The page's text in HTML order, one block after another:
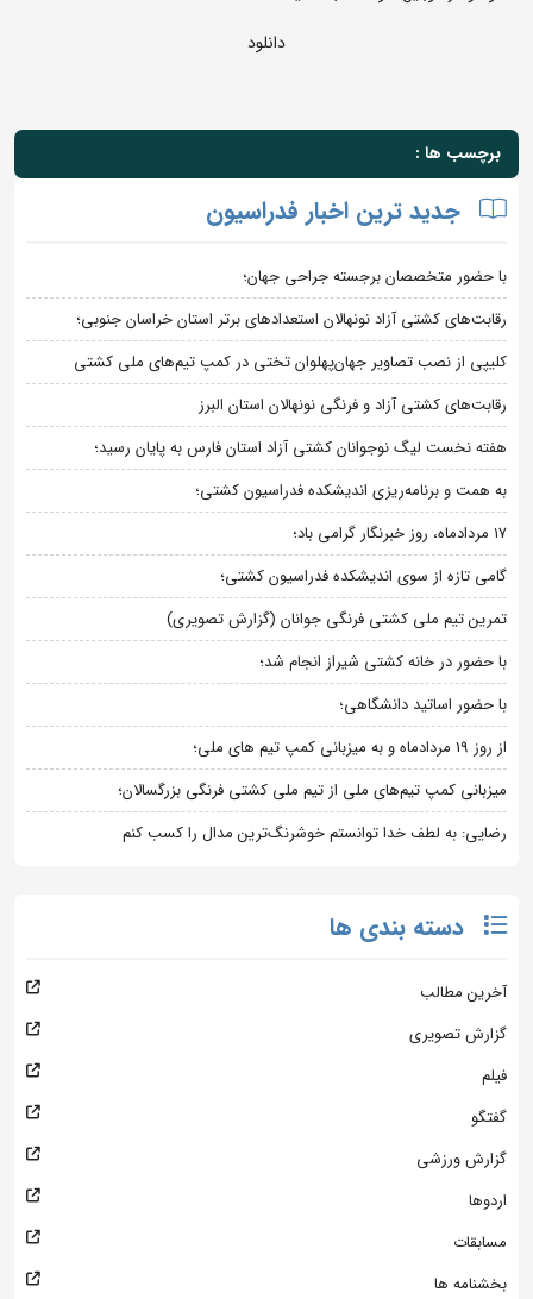
دانلود
برچسب ها :
جدید ترین اخبار فدراسیون
با حضور متخصصان برجسته جراحی جهان؛
رقابت‌های کشتی آزاد نونهالان استعدادهای برتر استان خراسان جنوبی؛
کلیپی از نصب تصاویر جهان‌پهلوان تختی در کمپ تیم‌های ملی کشتی
رقابت‌های کشتی آزاد و فرنگی نونهالان استان البرز
هفته نخست لیگ نوجوانان کشتی آزاد استان فارس به پایان رسید؛
به همت و برنامه‌ریزی اندیشکده فدراسیون کشتی؛
۱۷ مردادماه، روز خبرنگار گرامی باد؛
گامی تازه از سوی اندیشکده فدراسیون کشتی؛
تمرین تیم ملی کشتی فرنگی جوانان (گزارش تصویری)
با حضور در خانه کشتی شیراز انجام شد؛
با حضور اساتید دانشگاهی؛
از روز 19 مردادماه و به میزبانی کمپ تیم های ملی؛
میزبانی کمپ تیم‌های ملی از تیم ملی کشتی فرنگی بزرگسالان؛
رضایی: به لطف خدا توانستم خوشرنگ‌ترین مدال را کسب کنم
دسته بندی ها
آخرین مطالب
گزارش تصویری
فیلم
گفتگو
گزارش ورزشی
اردوها
مسابقات
بخشنامه ها